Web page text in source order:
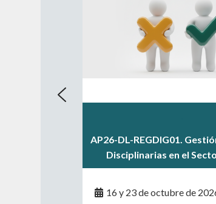
AP26-DL-REGDIG01.
Disciplinarias en el
.
16 y 23 de octubre de